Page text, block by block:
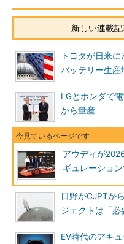
新しい連載
トヨタが日米
バッテリー生産
LGとホンダで
から量産
アウディが
ギュレーショ
日野がCJPTか
ジェクトは「必
EV時代のアキ